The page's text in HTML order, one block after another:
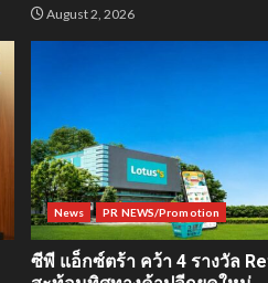
August 2, 2026
News PR NEWS/Promotion
ซีพี แอ็กซ์ตร้า คว้า 4 รางวัล